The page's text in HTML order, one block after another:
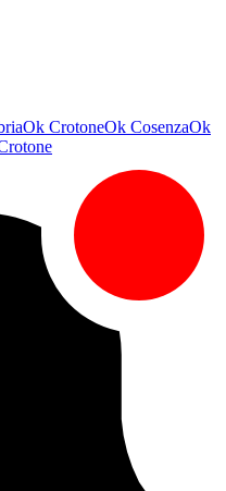
CrotoneOk CosenzaOk